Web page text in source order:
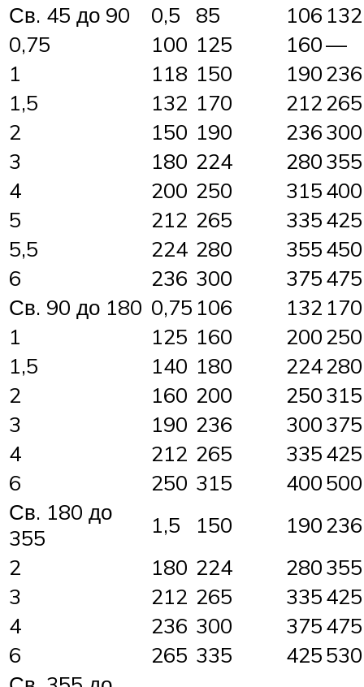
Св. 45 до 90
0,5 85 106 132
0,75
100 125 160—
1
118 150 190236
1,5
132 170 212265
2
150 190 236300
3
180 224 280355
4
200 250 315400
5
212 265 335425
5,5
224 280 355450
6
236 300 375475
Св. 90 до 180 0,75 106 132 170
1
125 160 200250
1,5
140 180 224280
2
160 200 250315
3
190 236 300375
4
212 265 335425
6
250 315 400500
Св. 180 до
355
1,5 150 190236
2
180 224 280355
3
212 265 335425
4
236 300 375475
6
265 335 425530